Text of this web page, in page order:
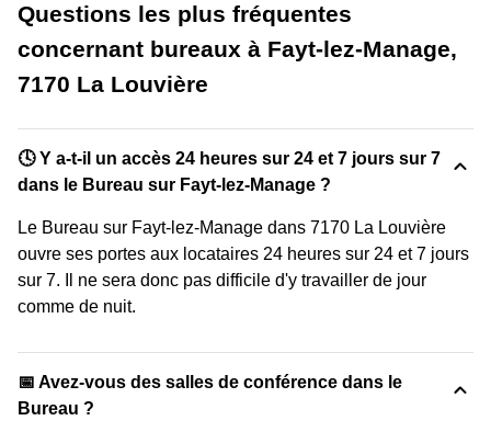
Questions les plus fréquentes
concernant bureaux à Fayt-lez-Manage,
7170 La Louvière
🕓 Y a-t-il un accès 24 heures sur 24 et 7 jours sur 7
dans le Bureau sur Fayt-lez-Manage ?
Le Bureau sur Fayt-lez-Manage dans 7170 La Louvière
ouvre ses portes aux locataires 24 heures sur 24 et 7 jours
sur 7. Il ne sera donc pas difficile d'y travailler de jour
comme de nuit.
📅 Avez-vous des salles de conférence dans le
Bureau ?